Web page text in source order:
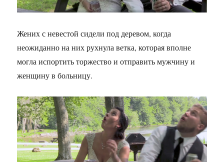
Жених с невестой сидели под деревом, когда
неожиданно на них рухнула ветка, которая вполне
могла испортить торжество и отправить мужчину и
женщину в больницу.